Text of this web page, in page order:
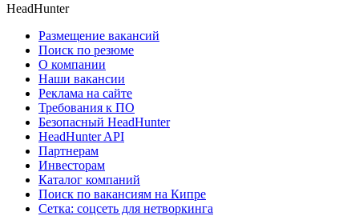
HeadHunter
Размещение вакансий
Поиск по резюме
О компании
Наши вакансии
Реклама на сайте
Требования к ПО
Безопасный HeadHunter
HeadHunter API
Партнерам
Инвесторам
Каталог компаний
Поиск по вакансиям на Кипре
Сетка: соцсеть для нетворкинга